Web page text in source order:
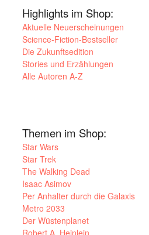
Highlights im Shop:
Aktuelle Neuerscheinungen
Science-Fiction-Bestseller
Die Zukunftsedition
Stories und Erzählungen
Alle Autoren A-Z
Themen im Shop:
Star Wars
Star Trek
The Walking Dead
Isaac Asimov
Per Anhalter durch die Galaxis
Metro 2033
Der Wüstenplanet
Robert A. Heinlein